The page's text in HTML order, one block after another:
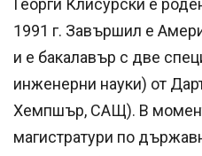
Георги Клисурски е
1991 г. Завършил е
и е бакалавър с две
инженерни науки) от
Хемпшър, САЩ). В
магистратури по